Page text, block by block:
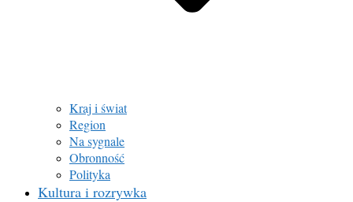
Kraj i świat
Region
Na sygnale
Obronność
Polityka
Kultura i rozrywka